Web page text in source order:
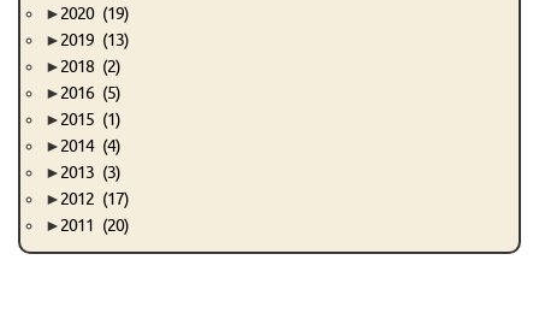
►2020 (19)
►2019 (13)
►2018 (2)
►2016 (5)
►2015 (1)
►2014 (4)
►2013 (3)
►2012 (17)
►2011 (20)